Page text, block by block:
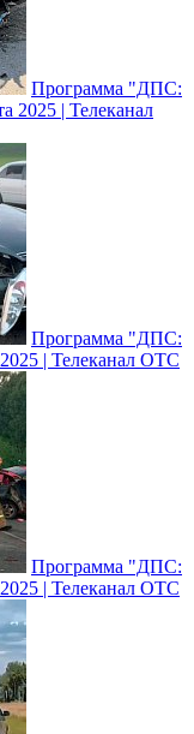
Программа "ДПС:
2025 | Телеканал
Программа "ДПС:
| Телеканал ОТС
Программа "ДПС:
| Телеканал ОТС